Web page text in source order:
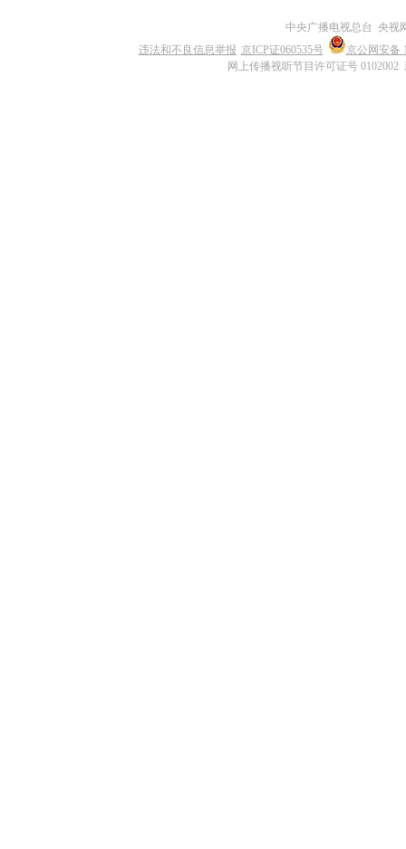
中央广播电视总台 央视
违法和不良信息举报 京ICP证060535号
京公网安备
网上传播视听节目许可证号 0102002